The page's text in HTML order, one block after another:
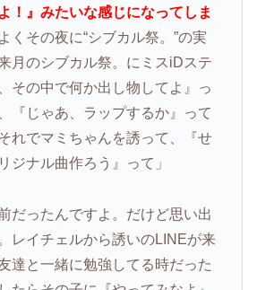
！』みたいな感じになってしま
くその夜に“シブカル祭。”の実
月のシブカル祭。に ミスiDステ
その中で何か出し物してよ 』っ
『じゃあ、ラップするか』って
れでマミちゃんを誘って、『せ
ジナル曲作ろう』って」
だったんですよ。だけど思い出
レイチェルから誘いのLINEが来
達と一緒に勉強してる時だった